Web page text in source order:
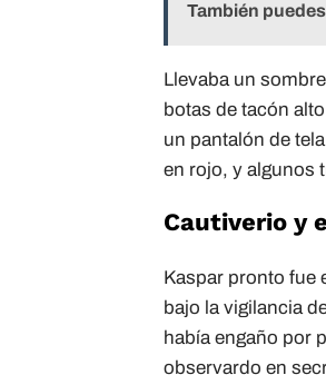
También
Llevaba un
botas de tacón
un pantalón de
en rojo, y algunos
Cautiverio y
Kaspar pronto fue
bajo la vigilancia
había engaño por
observardo en